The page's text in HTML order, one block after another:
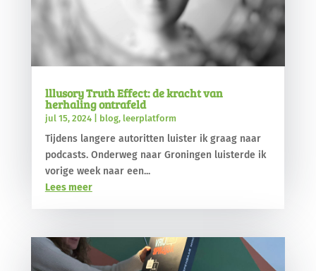
lllusory Truth Effect: de kracht van
herhaling ontrafeld
jul 15, 2024| blog, leerplatform
Tijdens langere autoritten luister ik graag naar
podcasts. Onderweg naar Groningen luisterde ik
vorige week naar een...
Lees meer